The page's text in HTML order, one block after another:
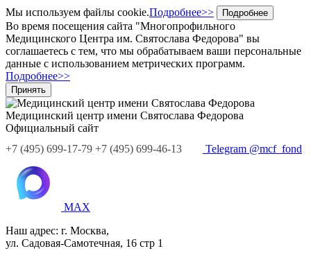
Мы используем файлы cookie.Подробнее>> Подробнее
Во время посещения сайта "Многопрофильного
Медицинского Центра им. Святослава Федорова" вы
соглашаетесь с тем, что мы обрабатываем ваши персональные
данные с использованием метрических программ.
Подробнее>>
Принять
Медицинский центр имени Святослава Федорова
Официальный сайт
+7 (495) 699-17-79 +7 (495) 699-46-13 Telegram @mcf_fond
MAX
Наш адрес: г. Москва,
ул. Садовая-Самотечная, 16 стр 1